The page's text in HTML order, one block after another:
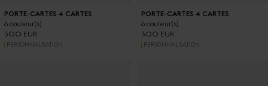
PORTE-CARTES 4 CARTES
6 couleur(s)
300 EUR
PERSONNALISATION
PORTE-CARTES 4 CARTES
6 couleur(s)
300 EUR
PERSONNALISATION